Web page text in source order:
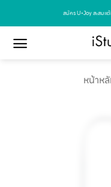
สมัคร U•Joy สะสมแ
หน้าห